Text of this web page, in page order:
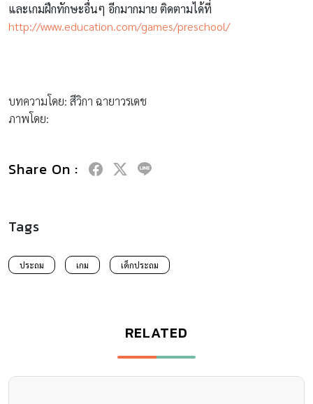
และเกมฝึกทักษะอื่นๆ อีกมากมาย ติดตามได้ที่
http://www.education.com/games/preschool/
บทความโดย: สีวิกา ฉายาวรเดช
ภาพโดย:
Share On :
Tags
ประถม เกม เด็กประถม
RELATED